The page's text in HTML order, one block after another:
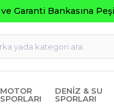
MOTOR
SPORLARI
DENIZ & SU
SPORLARI